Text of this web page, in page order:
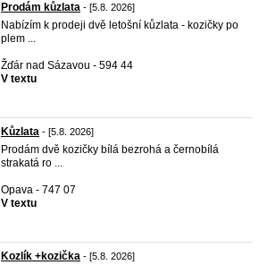
Prodám kůzlata - [5.8. 2026]
Nabízím k prodeji dvě letošní kůzlata - kozičky po
plem ...
Žďár nad Sázavou - 594 44
V textu
Kůzlata - [5.8. 2026]
Prodám dvě kozičky bílá bezrohá a černobílá
strakatá ro ...
Opava - 747 07
V textu
Kozlík +kozička - [5.8. 2026]